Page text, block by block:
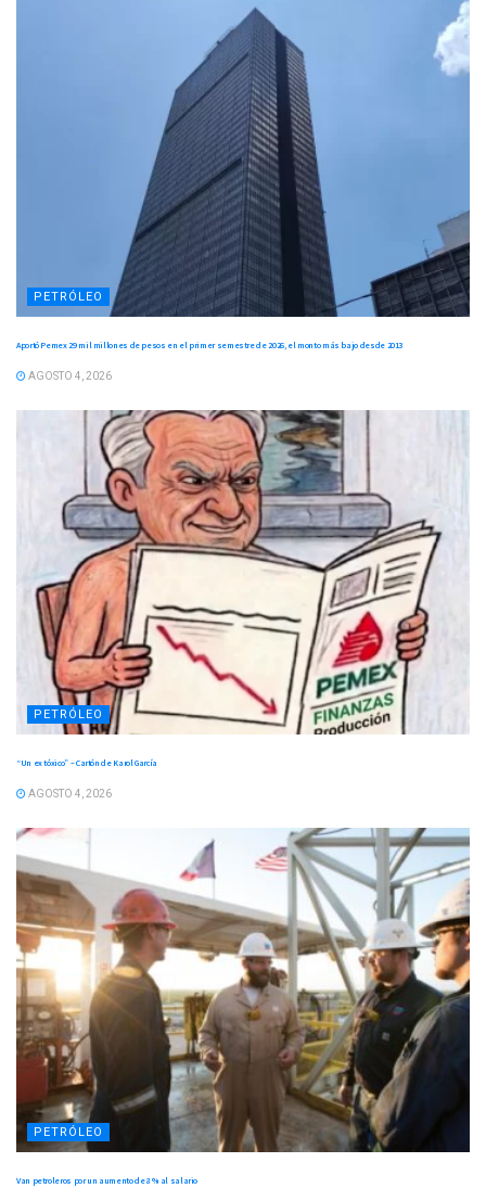
PETRÓLEO
Aportó Pemex 29 mil millones de pesos en el primer semestre de 2026, el monto más bajo desde 2013
AGOSTO 4, 2026
PETRÓLEO
“Un ex tóxico” – Cartón de Karol García
AGOSTO 4, 2026
PETRÓLEO
Van petroleros por un aumento de 8 % al salario